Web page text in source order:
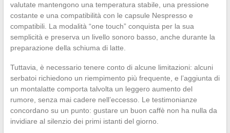
valutate mantengono una temperatura stabile, una pressione
costante e una compatibilità con le capsule Nespresso e
compatibili. La modalità “one touch” conquista per la sua
semplicità e preserva un livello sonoro basso, anche durante la
preparazione della schiuma di latte.
Tuttavia, è necessario tenere conto di alcune limitazioni: alcuni
serbatoi richiedono un riempimento più frequente, e l’aggiunta di
un montalatte comporta talvolta un leggero aumento del
rumore, senza mai cadere nell’eccesso. Le testimonianze
concordano su un punto: gustare un buon caffè non ha nulla da
invidiare al silenzio dei primi istanti del giorno.